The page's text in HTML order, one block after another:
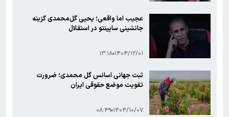
عجیب اما واقعی؛ یحیی گل‌محمدی گزینه
جانشینی ساپینتو در استقلال
۱۴۰۴/۱۲/۰۱ ۱۳:۱۸
ثبت جهانی اسانس گل محمدی؛ ضرورت
تقویت موضع حقوقی ایران
۱۴۰۴/۱۰/۰۷ ۰۸:۴۹